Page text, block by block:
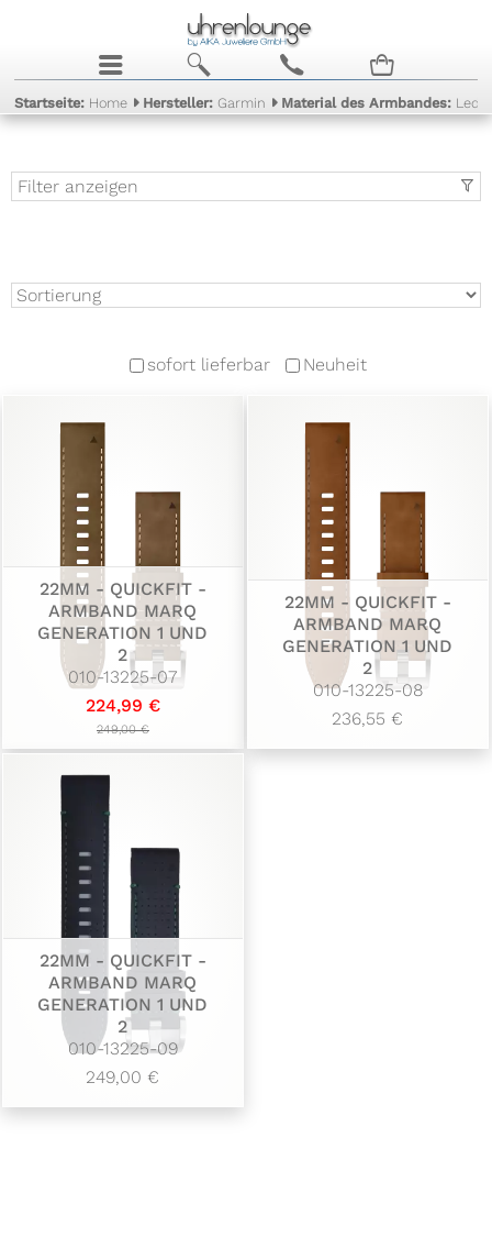
j b c n
Startseite: Home Hersteller:Garmin Material des Armbandes:
t
Filter anzeigen
sofort lieferbar Neuheit
22MM - QUICKFIT -
ARMBAND MARQ
GENERATION 1 UND
2
010-13225-07
224,99 €
249,00 €
22MM - QUICKFIT -
ARMBAND MARQ
GENERATION 1 UND
2
010-13225-08
236,55 €
22MM - QUICKFIT -
ARMBAND MARQ
GENERATION 1 UND
2
010-13225-09
249,00 €